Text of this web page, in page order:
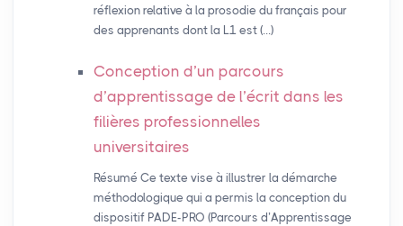
réflexion relative à la prosodie du français pour
des apprenants dont la L1 est (…)
Conception d’un parcours
d’apprentissage de l’écrit dans les
filières professionnelles
universitaires
Résumé Ce texte vise à illustrer la démarche
méthodologique qui a permis la conception du
dispositif PADE-PRO (Parcours d’Apprentissage